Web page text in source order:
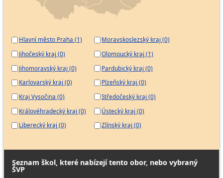
Hlavní město Praha (1)
Jihočeský kraj (0)
Jihomoravský kraj (0)
Karlovarský kraj (0)
Kraj Vysočina (0)
Královéhradecký kraj (0)
Liberecký kraj (0)
Moravskoslezský kraj (0)
Olomoucký kraj (1)
Pardubický kraj (0)
Plzeňský kraj (0)
Středočeský kraj (0)
Ústecký kraj (0)
Zlínský kraj (0)
Seznam škol, které nabízejí tento obor, nebo vybraný
ŠVP